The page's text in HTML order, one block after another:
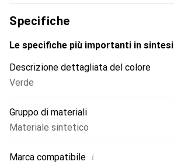
Specifiche
Le specifiche più importanti in sintesi
Descrizione dettagliata del colore
Verde
Gruppo di materiali
Materiale sintetico
Marca compatibile i